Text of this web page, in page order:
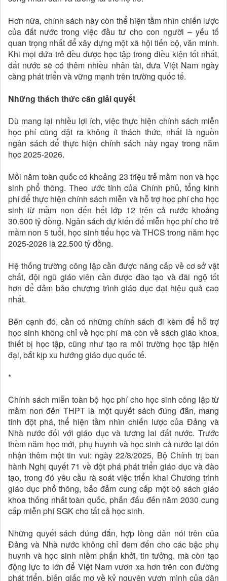
Hơn nữa, chính sách này còn thể hiện tầm nhìn chiến lược
của đất nước trong việc đầu tư cho con người – yếu tố
quan trọng nhất để xây dựng một xã hội tiến bộ, văn minh.
Khi mọi đứa trẻ đều được học tập trong điều kiện tốt nhất,
đất nước sẽ có thêm nhiều nhân tài, đưa Việt Nam ngày
càng phát triển và vững mạnh trên trường quốc tế.
Những thách thức cần giải quyết
Dù mang lại nhiều lợi ích, việc thực hiện chính sách miễn
học phí cũng đặt ra không ít thách thức, nhất là nguồn
ngân sách để thực hiện chính sách này ngay trong năm
học 2025-2026.
Mỗi năm toàn quốc có khoảng 23 triệu trẻ mầm non và học
sinh phổ thông. Theo ước tính của Chính phủ, tổng kinh
phí để thực hiện chính sách miễn và hỗ trợ học phí cho học
sinh từ mầm non đến hết lớp 12 trên cả nước khoảng
30.600 tỷ đồng. Ngân sách dự kiến để miễn học phí cho trẻ
mầm non 5 tuổi, học sinh tiểu học và THCS trong năm học
2025-2026 là 22.500 tỷ đồng.
Hệ thống trường công lập cần được nâng cấp về cơ sở vật
chất, đội ngũ giáo viên cần được đào tạo và đãi ngộ tốt
hơn để đảm bảo chương trình giáo dục đạt hiệu quả cao
nhất.
Bên cạnh đó, cần có những chính sách đi kèm để hỗ trợ
học sinh không chỉ về học phí mà còn về sách giáo khoa,
thiết bị học tập, cũng như tạo ra môi trường học tập hiện
đại, bắt kịp xu hướng giáo dục quốc tế.
*
Chính sách miễn toàn bộ học phí cho học sinh công lập từ
mầm non đến THPT là một quyết sách đúng đắn, mang
tính đột phá, thể hiện tầm nhìn chiến lược của Đảng và
Nhà nước đối với giáo dục và tương lai đất nước. Trước
thềm năm học mới, phụ huynh và học sinh cả nước lại đón
nhận thêm một tin vui: ngày 22/8/2025, Bộ Chính trị ban
hành Nghị quyết 71 về đột phá phát triển giáo dục và đào
tạo, trong đó yêu cầu rà soát việc triển khai Chương trình
giáo dục phổ thông, bảo đảm cung cấp một bộ sách giáo
khoa thống nhất toàn quốc, phấn đấu đến năm 2030 cung
cấp miễn phí SGK cho tất cả học sinh.
Những quyết sách đúng đắn, hợp lòng dân nói trên của
Đảng và Nhà nước không chỉ đem đến cho các bậc phụ
huynh và học sinh niềm phấn khởi, tin tưởng, mà còn tạo
động lực to lớn để Việt Nam vươn xa hơn trên con đường
phát triển, biến giấc mơ về kỷ nguyên vươn mình của dân